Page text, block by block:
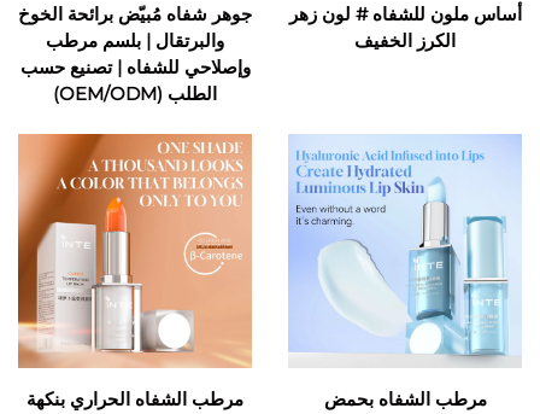
أساس ملون للشفاه # لون زهر
الكرز الخفيف
جوهر شفاه مُبيّض برائحة الخوخ
والبرتقال | بلسم مرطب
وإصلاحي للشفاه | تصنيع حسب
الطلب (OEM/ODM)
مرطب الشفاه بحمض
مرطب الشفاه الحراري بنكهة